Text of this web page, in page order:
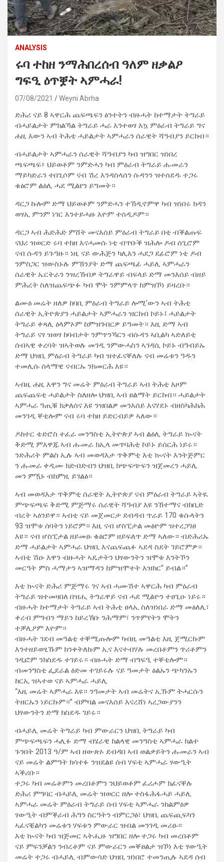
ANALYSIS
ሩባ ተከዘ ንማሕበረሰብ ዓለም ዘቃልዖ
ግፍዒ ዕጥቛት ኣምሓራ!
07/08/2021 Weyni Abrha
ድሕሪ ናይ 8 ኣዋርሕ ጨፍጫፍን ፅንተትን ብዙሓት ከተማታት ትግራይ
ብሓይልታት ምክልኻል ትግራይ ሓራ እንተወፃ እኳ ምዕራብ ትግራይ ግና
ሐዚ እውን ኣብ ትሕቲ ሓይልታት ኣምሓራን ሰራዊት ሻዓብያን ይርከብ።
ብሓይልታት ኣምሓራን ሰራዊት ሻዓብያን ካብ ዝግበር ዝነበረ
ጫፍጫፍ፥ ህይወቶም ንምድሓን ካብ ምዕራብ ትግራይ ሑመራን
ማይካድራን ተበጊሶም ናብ ሽረ እንዳስላሰን ሱዳንን ዝተሰደዱ ተጋሩ
ቁፅሮም ልዕሊ ሓደ ሚልየን ይግመት።
ዳርጋ ኩሎም ድማ ህይወቶም ንምድሓን ተኸዲኖምዋ ካብ ዝነበሩ ክዳን
ወፃኢ ምንም ነገር እንተይሓዙ እዮም ተሰዲዶም።
ዳርጋ ኣብ ሕድሕድ ምሸት መናእሰይ ምዕራብ ትግራይ በቲ ብቕልጡፍ
ናህሪ ዝወርድ ሩባ ተከዘ እናሓመሱ ነቲ ብጥቡቕ ዝሕሎ ዶብ ሰጊሮም
ናብ ሱዳን ይጉዓዙ። ነዚ ናይ ውሕጅን ካሊእን ሓደጋ ደፊሮም ነቲ ዶብ
ንምስጋር ዝውስኑሉ ምኽንያት ድማ ጨፍጫፊ ሓይሊ ኣምሓራን
ሰራዊት ኤርትራን ንዝረኸብዎ ትግራዋይ ብፍላይ ድማ መንእሰይ ብዘይ
ምሕረት ስለዝጨፍጭፉ ካብ ሞት ንምምላጥ ከምዝኾነ ይዛረቡ።
ልሙዕ መሬት ዘለዎ ከባቢ ምዕራብ ትግራይ ሎሚ’ውን ኣብ ትሕቲ
ሰራዊት ኢትዮጵያን ሓይልታት ኣምሓራን ዝርከብ ኮይኑ፤ ሓይልታት
ትግራይ ቀጻሊ ዕላምኦም ከምዝገብርዎ ይግመት። እዚ ድማ ኣብ
ትግራይ ናፃ ዝወፃ ከባብታት ንምጥንኻርን ብሱዳን ኣቢልካ ኣድለይቲ
ሰብኣዊ ቀረባት ዝኣትወሉ መገዲ ንምውሓስን ኣገዳሲ ኮይኑ ብዓብይኡ
ድማ ህዝቢ ምዕራብ ትግራይ ካብ ዝተፈናቐለሉ ናብ መሬቱን ዓዱን
ተመሊሱ ሰላማዊ ናብርኡ ንክመርሕ እዩ።
ኣብዚ ሐዚ እዋን ግና መሬት ምዕራብ ትግራይ ኣብ ትሕቲ እዞም
ጨፍጨፍቲ ሓይልታት ስለዘሎ ህዝቢ ኣብ ፀልማት ይርከብ። ሓይልታት
ኣምሓራ ዓጢቑ ክቃለሰና እዩ ንዝበልዎ መንእሰይ እናሃደኑ ብዘስካሕክሕ
መንገዲ ቐቲሎም ናብ ሩባ ተከዘ ይድርብይዎ ኣለው።
ዶክተር ቴድሮስ ተፈራ መንግስቲ ኢትዮጵያ ኣብ ልዕሊ ትግራይ ኲናት
ቅድሚ ምእዋጁ ኣብ ሑመራ ክኢላ መጥባሕቲ ኮይኑ ይሰርሕ ነይሩ።
ንድሕሪት ምልስ ኢሉ ኣብ መወዳእታ ጥቅምቲ እቲ ኲናት እንትጅምር
ን ሑመራ ቀዲሙ ክድብድብን ህዝቢ ክጭፍጭፍን ዝጀመረን ሓይሊ
መን ምዃኑ ብከምዚ ይገልፅ።
ኣብ መወዳእታ ጥቅምቲ ሰራዊት ኢትዮጵያ ናብ ምዕራብ ትግራይ ኣትዪ
ምጭፍጫፍ ቅድሚ ምጅማሩ ሰራዊት ሻዓብያ እዩ ንኸተማና ብከቢድ
ብረት ኣዕንይዋ። ኣብቲ ናይ መጀመርታ ደብዳብ ጥራይ 170 ቁሱላትን
93 ዝሞቱ ሰባትን ነይሮም። እዚ ናብ ሆስፒታል መፅዮም ዝተረጋገፀ
እዩ። ናብ ሆስፒታል ዘይመፁ ቁፅሮም ዘይፍለጥ ድማ ኣለው። ብድሕሪኡ
ድማ ሓይልታት ኣምሓራ ህዝቢ እናጨፍጨፉ ኣደዳ ስደት ገይሮምዎ።
ኣብቲ ሽዑ እዋን ብዙሓት ኣዴታትን ህፃውንትን ዝሞቱ እንትኾን
መርዓት ምስ ሓማታን ኣዝማዳን ከምዝሞተት እዝክር” ይብል።”
እቲ ኲናት ድሕሪ ምጅማሩ ገና ኣብ ሓሙሽተ ኣዋርሕ ካብ ምዕራብ
ትግራይ ዝተመዛበለ በዝሒ ትግራዋይ ናብ ሓደ ሚልዮን ተፀጊዑ ነይሩ።
ብዙሓት ከተማታት ትግራይ ኣብ ትሕቲ ፀላኢ ስለዝነበራ ድማ መፅለሊ፣
ቀረብ ምግብን ማይን ከይረኸቡ ንሕማም፣ ንጥምየትን ሞትን
ተቓሊዖም እዮም።
ብዙሓት ገደብ መዓልቲ ተቐሚጡሎም ካብዚ መዓልቲ እዚ ጀሚርኩም
እንተዘይወፂኹም ክንቀትለኩም ኢና እናተብሃሉ መረበቶምን ጥሪቶምን
ገዲፎም ንክስደዱ ተገይሩ። ብዙሓት ድማ ብግፍዒ ተቐቲሎም።
ብመንግስቲ ፌደራል ዕድመ ተገይሩሉ ናይ ዓመታት ፅልኡን ጭካንኡን
ከርኢ ዝኣተወ ናይ ኣምሓራ ሓይሊ
“እዚ መሬት ኣምሓራ እዩ። ንዓመታት ኣብ መሬትና ኢኹም ትሓርሱን
ትዘርኡን ነይርኩም።” ብምባል መናእሰይ እናረሸነ ኣረጋውያንን
ህፃውንትን ድማ ክስደዱ ገይሩ።
ብሓይሊ መሬት ትግራይ ካብ ምውራርን ህዝቢ ትግራይ ካብ
ምጭፍጫፍን ሓሊፉ ድማ ብሄራዊ ክልላዊ መንግስቲ ኣምሓራ ክልተ
ጉንበት 2013 ዓ/ም ኣብ ዘውጽኦ ደብዳበ ኣብ ወልቃይትን ሑመራን ኣብ
ናይ መሬት ልምዓት ክሳተፉ ንዝደልዩ ሰብ ሃፍቲ ኣምሓራ ፃውዒት
ኣቕሪቡ።
ተጋሩ ካብ መሬቶምን መረበቶምን ንህይወቶም ፈሪሖም ክፈናቐሉ
ድሕሪ ምግባር ብሓይሊ መሬት ዝወርር ዘሎ ተስፋሕፋሓይ ሓይሊ
ኣምሓራ መሬት ምዕራብ ትግራይ ሰብ ሃፍቲ ኣምሓራ ንከልምዕዎ
ፃውዒት ብምቕራብ ሕግን ስርዓትን ብምርጋፅ፣ ህዝቢ ጨፍጪፍካን
ኣፈናቒልካን መሬቱን ሃፍቱን ምውራር ዝብል መንገዲ መሪፁ።
እቲ ኲናት ካብ ዝጅመር ኣትሒዙ ዝግበር ዘሎ ተጋሩ ካብ መረበቶም
ናይ ምፍንቓልን ንብረቶም ናይ ምውራርን መቐፀልታ ዝኾነ እቲ ፃውዒት
መሬት ተጋሩ ብሓይሊ ብምውሳድ ህዝቢ ዝነበሮ ተመንጢሉ ኣደዳ ሰብ